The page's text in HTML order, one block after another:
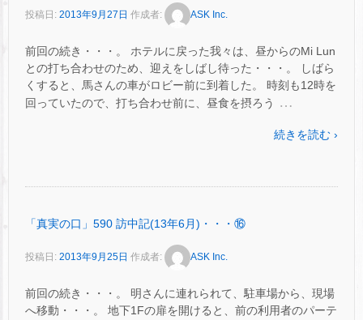
投稿日: 2013年9月27日 作成者: ASK Inc.
前回の続き・・・。 ホテルに戻った我々は、昼からのMi Lun
との打ち合わせのため、迎えをしばし待った・・・。 しばら
くすると、馬さんの車がロビー前に到着した。 時刻も12時を
回っていたので、打ち合わせ前に、昼食を摂ろう
…
続きを読む ›
「真実の口」590 訪中記(13年6月)・・・⑯
投稿日: 2013年9月25日 作成者: ASK Inc.
前回の続き・・・。 明さんに連れられて、駐車場から、現場
へ移動・・・。 地下1Fの扉を開けると、前の利用者のパーテ